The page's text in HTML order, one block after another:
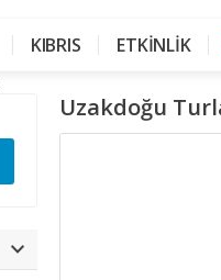
KIBRIS ETKİNLİK
Uzakdoğu